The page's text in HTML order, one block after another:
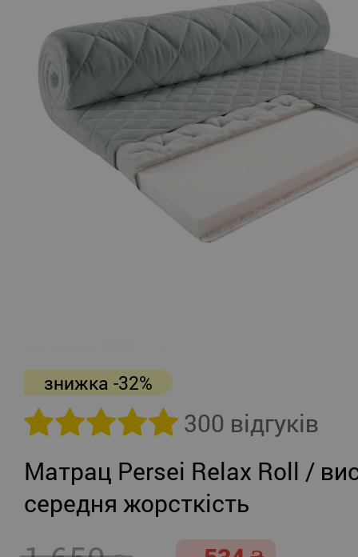
знижка -32%
300 відгуків
Матрац Persei Relax Roll /
середня жорсткість